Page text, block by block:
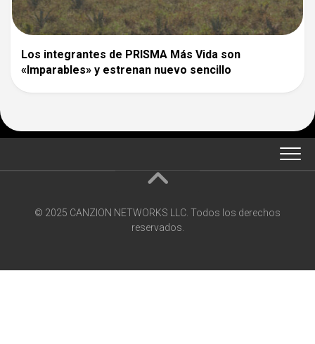
Los integrantes de PRISMA Más Vida son
«Imparables» y estrenan nuevo sencillo
© 2025 CANZION NETWORKS LLC. Todos los derechos
reservados.